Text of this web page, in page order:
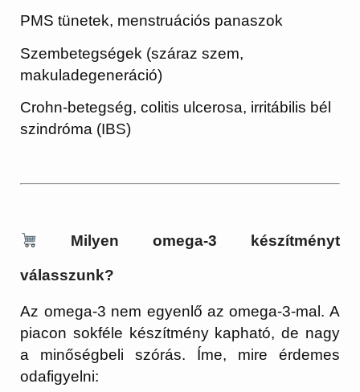
PMS tünetek, menstruációs panaszok
Szembetegségek (száraz szem,
makuladegeneráció)
Crohn-betegség, colitis ulcerosa, irritábilis bél
szindróma (IBS)
Milyen omega-3 készítményt
válasszunk?
Az omega-3 nem egyenlő az omega-3-mal. A
piacon sokféle készítmény kapható, de nagy
a minőségbeli szórás. Íme, mire érdemes
odafigyelni: